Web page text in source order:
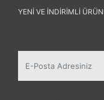
YENI VE INDIRIMLI